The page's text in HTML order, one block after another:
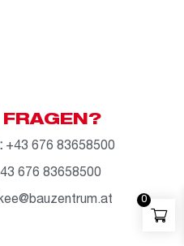
+43 676 83658500
676 83658500
0